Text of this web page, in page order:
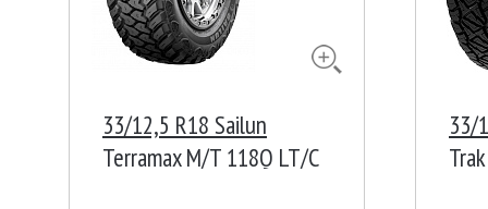
33/12,5 R18 Sailun
Terramax M/T 118Q LT/C
33/